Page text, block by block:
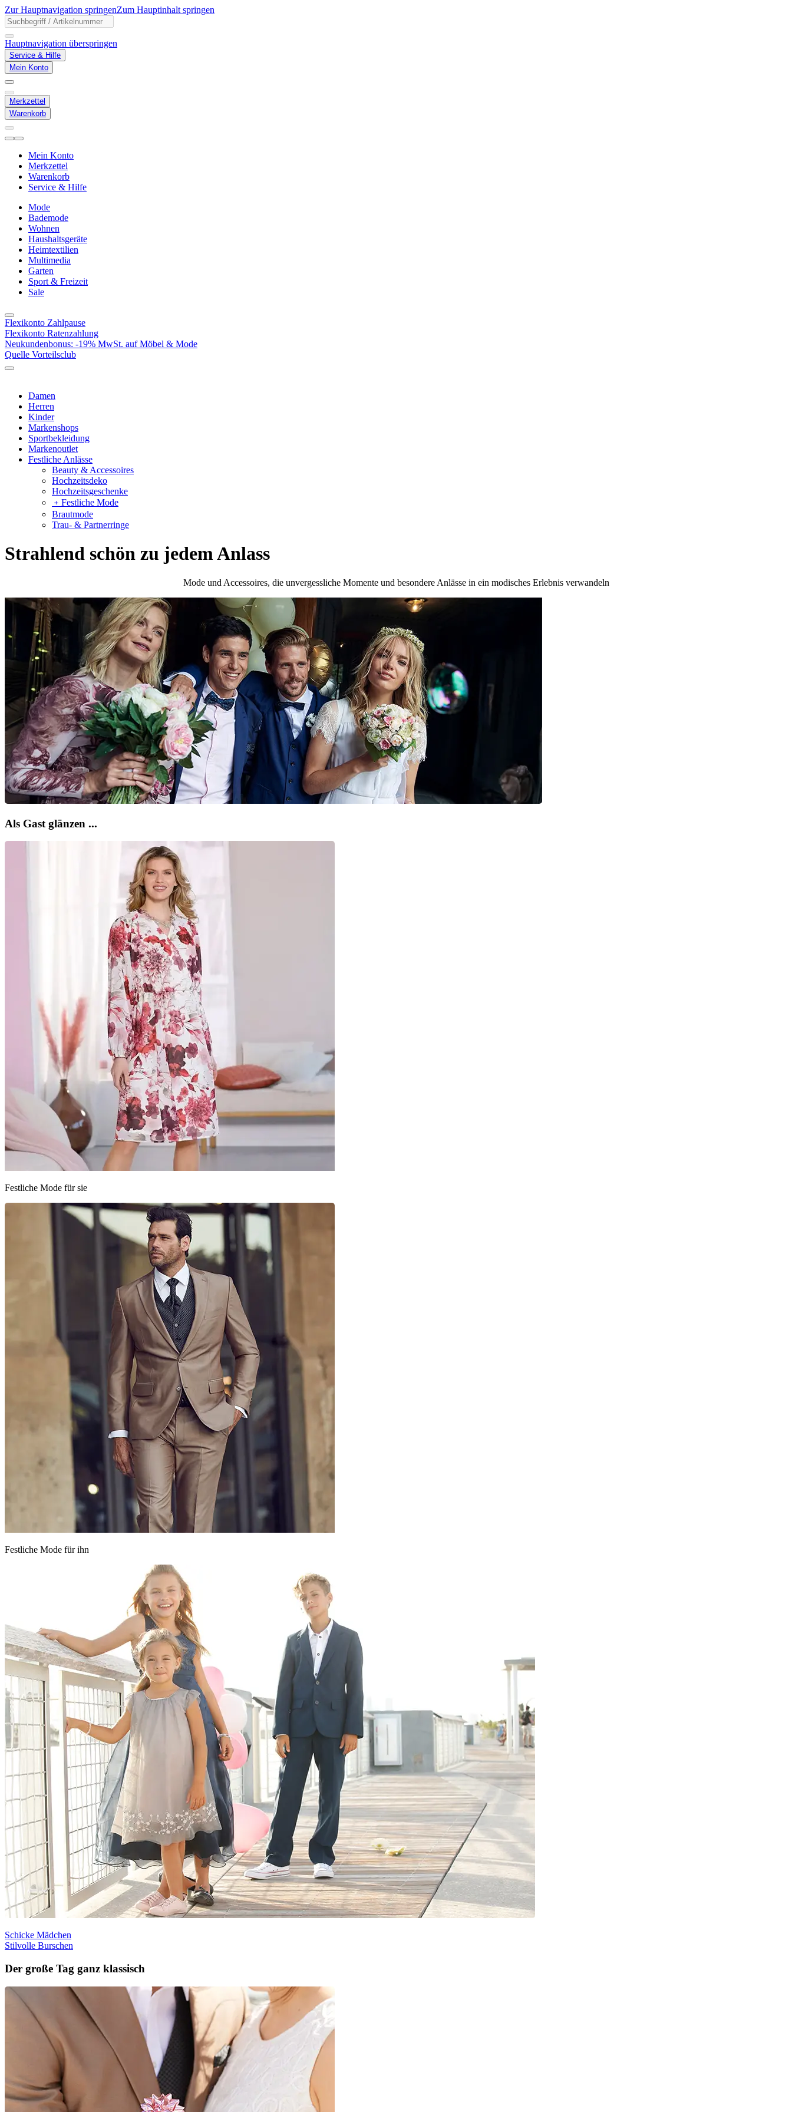
Zur Hauptnavigation springenZum Hauptinhalt springen
Hauptnavigation überspringen
Service & Hilfe
Mein Konto
Merkzettel
Warenkorb
Mein Konto
Merkzettel
Warenkorb
Service & Hilfe
Mode
Bademode
Wohnen
Haushaltsgeräte
Heimtextilien
Multimedia
Garten
Sport & Freizeit
Sale
Flexikonto Zahlpause
Flexikonto Ratenzahlung
Neukundenbonus: -19% MwSt. auf Möbel & Mode
Quelle Vorteilsclub
Damen
Herren
Kinder
Markenshops
Sportbekleidung
Markenoutlet
Festliche Anlässe
Beauty & Accessoires
Hochzeitsdeko
Hochzeitsgeschenke
﹢ Festliche Mode
Brautmode
Trau- & Partnerringe
Strahlend schön zu jedem Anlass
Mode und Accessoires, die unvergessliche Momente und besondere Anlässe in ein modisches Erlebnis verwandeln
Als Gast glänzen ...
Festliche Mode für sie
Festliche Mode für ihn
Schicke Mädchen
Stilvolle Burschen
Der große Tag ganz klassisch